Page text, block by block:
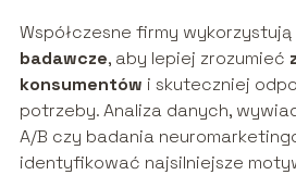
Współczesne firmy
badawcze, aby lepiej zrozumieć
konsumentów i skuteczniej
potrzeby. Analiza danych,
A/B czy badania
identyfikować najsilniejsze